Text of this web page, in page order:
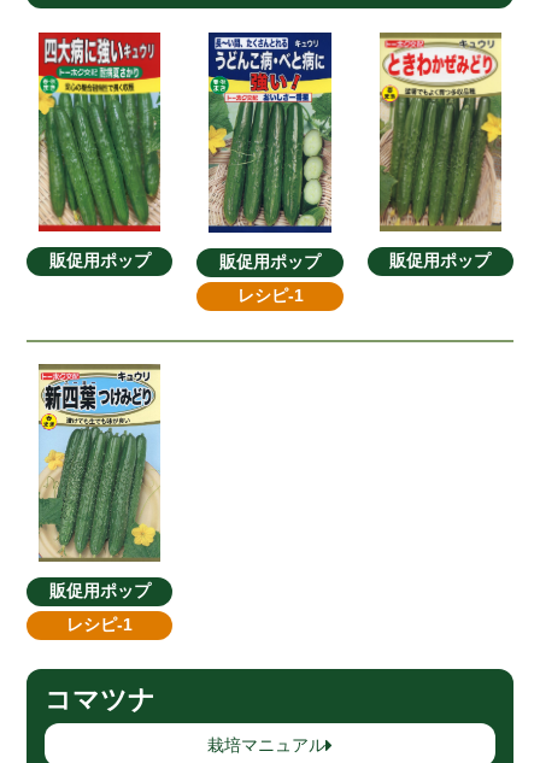
販促用ポップ
販促用ポップ
レシピ-1
販促用ポップ
販促用ポップ
レシピ-1
コマツナ
栽培マニュアル